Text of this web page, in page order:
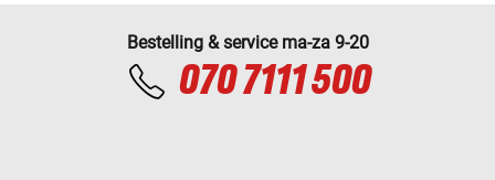
Bestelling & service ma-za 9-20
070 7111 500